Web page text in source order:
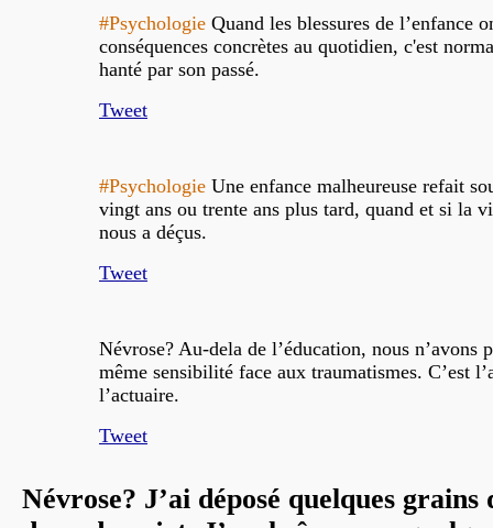
#Psychologie Quand les blessures de l’enfance
conséquences concrètes au quotidien, c'est
hanté par son passé.
Tweet
#Psychologie Une enfance malheureuse refait
vingt ans ou trente ans plus tard, quand et si la
nous a déçus.
Tweet
Névrose? Au-dela de l’éducation, nous n’avons
même sensibilité face aux traumatismes. C’est
l’actuaire.
Tweet
Névrose? J’ai déposé quelques grains